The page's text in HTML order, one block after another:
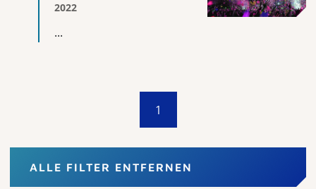
2022
...
1
ALLE FILTER ENTFERNEN